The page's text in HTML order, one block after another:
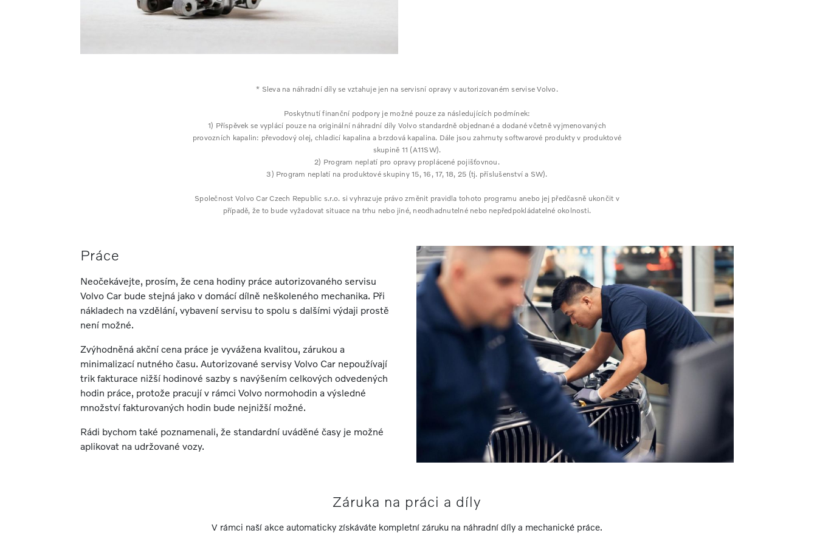
* Sleva na náhradní díly se vztahuje jen na servisní opravy v autorizovaném servise Volvo.
Poskytnutí finanční podpory je možné pouze za následujících podmínek:
1) Příspěvek se vyplácí pouze na originální náhradní díly Volvo standardně objednané a dodané včetně vyjmenovaných
provozních kapalin: převodový olej, chladicí kapalina a brzdová kapalina. Dále jsou zahrnuty softwarové produkty v produktové
skupině 11 (A11SW).
2) Program neplatí pro opravy proplácené pojišťovnou.
3) Program neplatí na produktové skupiny 15, 16, 17, 18, 25 (tj. příslušenství a SW).
Společnost Volvo Car Czech Republic s.r.o. si vyhrazuje právo změnit pravidla tohoto programu anebo jej předčasně ukončit v
případě, že to bude vyžadovat situace na trhu nebo jiné, neodhadnutelné nebo nepředpokládatelné okolnosti.
Práce
Neočekávejte, prosím, že cena hodiny práce autorizovaného servisu
Volvo Car bude stejná jako v domácí dílně neškoleného mechanika. Při
nákladech na vzdělání, vybavení servisu to spolu s dalšími výdaji prostě
není možné.
Zvýhodněná akční cena práce je vyvážena kvalitou, zárukou a
minimalizací nutného času. Autorizované servisy Volvo Car nepoužívají
trik fakturace nižší hodinové sazby s navýšením celkových odvedených
hodin práce, protože pracují v rámci Volvo normohodin a výsledné
množství fakturovaných hodin bude nejnižší možné.
Rádi bychom také poznamenali, že standardní uváděné časy je možné
aplikovat na udržované vozy.
Záruka na práci a díly
V rámci naší akce automaticky získáváte kompletní záruku na náhradní díly a mechanické práce.